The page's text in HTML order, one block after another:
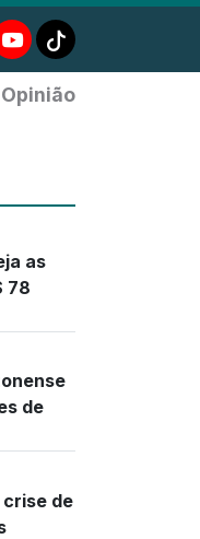
Opinião
as
78
de
crise de